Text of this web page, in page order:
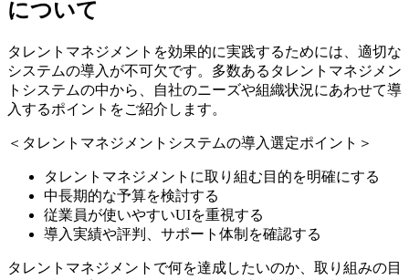
について
タレントマネジメントを効果的に実践するためには、適切な
システムの導入が不可欠です。多数あるタレントマネジメン
トシステムの中から、自社のニーズや組織状況にあわせて導
入するポイントをご紹介します。
＜タレントマネジメントシステムの導入選定ポイント＞
タレントマネジメントに取り組む目的を明確にする
中長期的な予算を検討する
従業員が使いやすいUIを重視する
導入実績や評判、サポート体制を確認する
タレントマネジメントで何を達成したいのか、取り組みの目